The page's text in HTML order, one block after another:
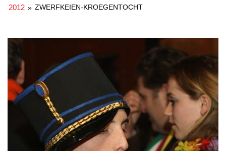
2012 » ZWERFKEIEN-KROEGENTOCHT